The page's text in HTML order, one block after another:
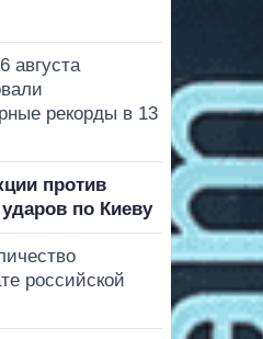
августа
рекорды в 13
против
по Киеву
российской